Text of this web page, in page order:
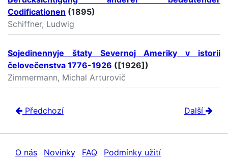
Codificationen (1895)
Schiffner, Ludwig
Sojedinennyje štaty Severnoj Ameriky v istorii
čelovečenstva 1776-1926 ([1926])
Zimmermann, Michal Arturovič
Předchozí Další
O nás Novinky FAQ Podmínky užití